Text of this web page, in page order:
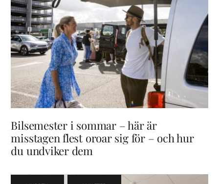
Bilsemester i sommar – här är
misstagen flest oroar sig för – och hur
du undviker dem